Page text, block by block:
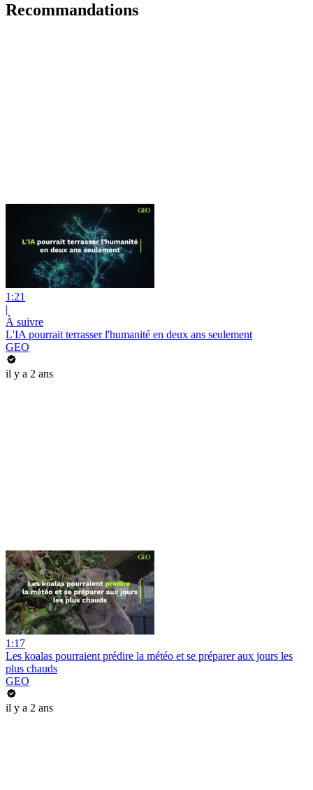
Recommandations
1:21
|
À suivre
L'IA pourrait terrasser l'humanité en deux ans seulement
GEO
il y a 2 ans
1:17
Les koalas pourraient prédire la météo et se préparer aux jours les
plus chauds
GEO
il y a 2 ans